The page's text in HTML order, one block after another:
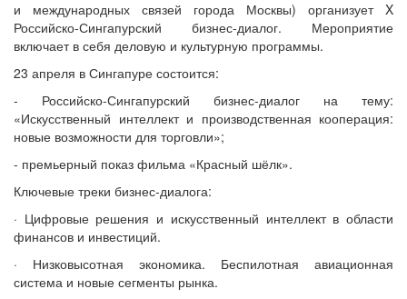
и международных связей города Москвы) организует X
Российско-Сингапурский бизнес-диалог. Мероприятие
включает в себя деловую и культурную программы.
23 апреля в Сингапуре состоится:
- Российско-Сингапурский бизнес-диалог на тему:
«Искусственный интеллект и производственная кооперация:
новые возможности для торговли»;
- премьерный показ фильма «Красный шёлк».
Ключевые треки бизнес-диалога:
· Цифровые решения и искусственный интеллект в области
финансов и инвестиций.
· Низковысотная экономика. Беспилотная авиационная
система и новые сегменты рынка.